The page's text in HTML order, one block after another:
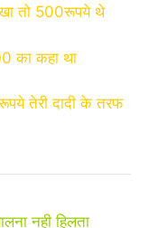
तो 500रूपये थे
का कहा था
तेरी दादी के तरफ
नही हिलता